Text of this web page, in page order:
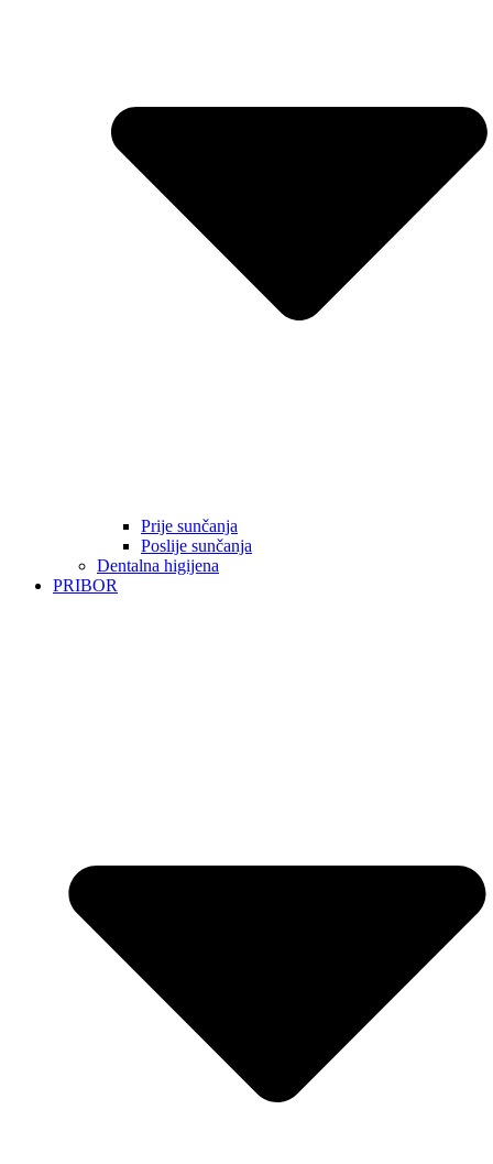
Prije sunčanja
Poslije sunčanja
Dentalna higijena
PRIBOR